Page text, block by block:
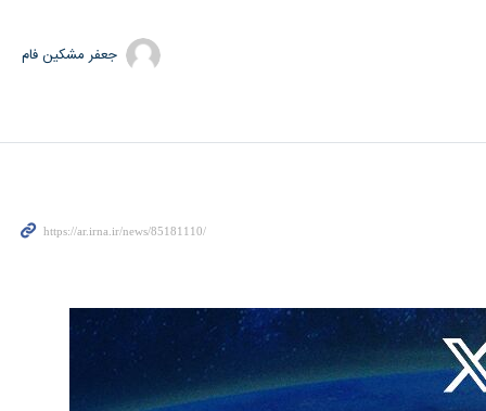
جعفر مشکین فام